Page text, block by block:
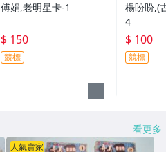
傅娟,老明星卡-1
$ 150
競標
楊盼盼,(
4
$ 100
競標
看更多
人氣賣家